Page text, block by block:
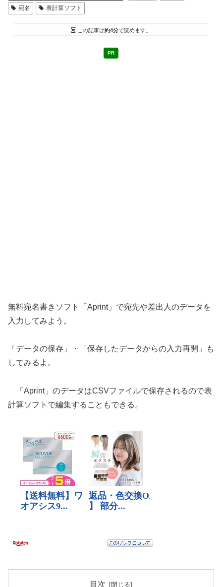
宛名
表計算ソフト
この記事は約4分で読めます。
PR
無料宛名書きソフト「Aprint」で宛先や差出人のデータを
入力してみよう。
「データの保存」・「保存したデータからの入力再開」も
してみるよ。
「Aprint」のデータはCSVファイルで保存されるので表
計算ソフトで編集することもできる。
目次